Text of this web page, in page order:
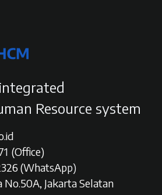
Resource system
1 (Office)
(WhatsApp)
No.50A, Jakarta Selatan​